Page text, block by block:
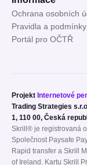
Ochrana osobních
Pravidla a podmínky
Portál pro OČTŘ
Projekt Internetové
Trading Strategies
1, 110 00, Česká
Skrill® je registrovaná
Společnost Paysafe
Rapid transfer a Skrill
of Ireland. Kartu Skrill